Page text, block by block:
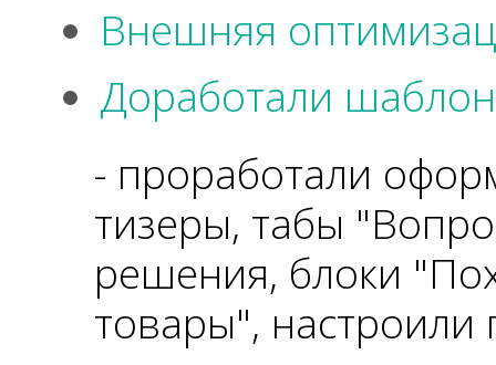
Внешняя
Доработали
- проработали
тизеры, табы
решения, блоки
товары", настроили